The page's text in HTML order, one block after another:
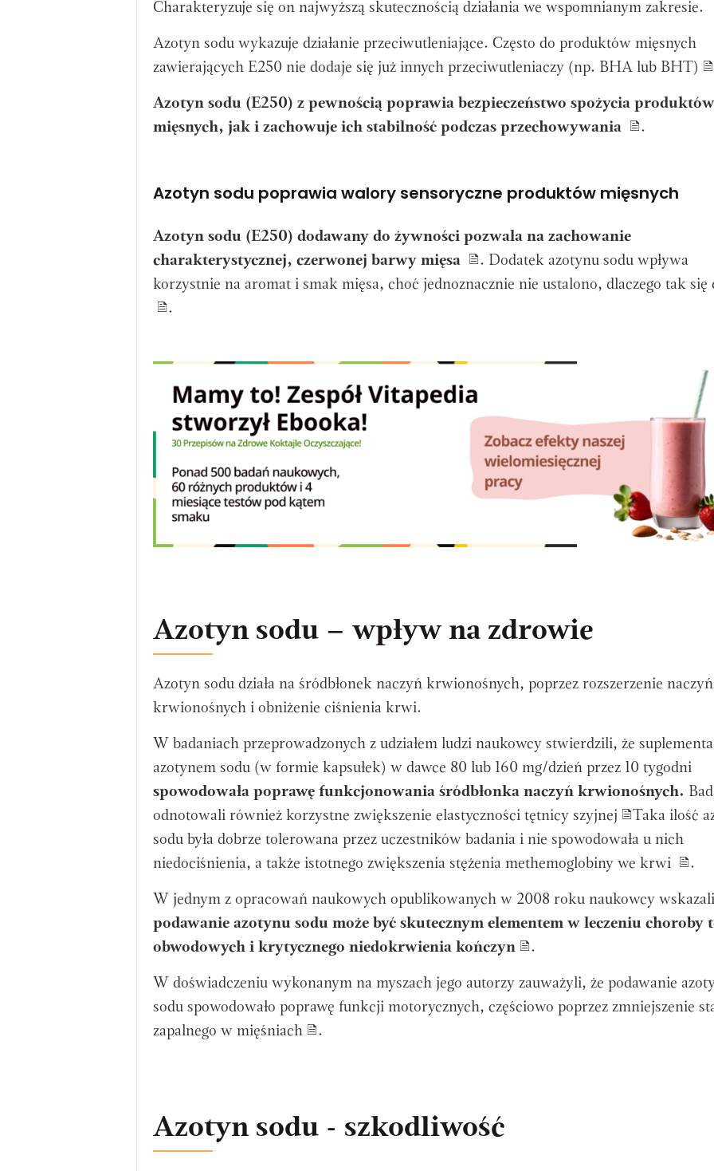
Charakteryzuje się on najwyższą skutecznością działania we wspomnianym zakresie.
Azotyn sodu wykazuje działanie przeciwutleniające. Często do produktów mięsnych
zawierających E250 nie dodaje się już innych przeciwutleniaczy (np. BHA lub BHT)
Azotyn sodu (E250) z pewnością poprawia bezpieczeństwo spożycia produktów
mięsnych, jak i zachowuje ich stabilność podczas przechowywania
.
Azotyn sodu poprawia walory sensoryczne produktów mięsnych
Azotyn sodu (E250) dodawany do żywności pozwala na zachowanie
charakterystycznej, czerwonej barwy mięsa
. Dodatek azotynu sodu wpływa
korzystnie na aromat i smak mięsa, choć jednoznacznie nie ustalono, dlaczego tak się
.
Azotyn sodu – wpływ na zdrowie
Azotyn sodu działa na śródbłonek naczyń krwionośnych, poprzez rozszerzenie naczyń
krwionośnych i obniżenie ciśnienia krwi.
W badaniach przeprowadzonych z udziałem ludzi naukowcy stwierdzili, że
azotynem sodu (w formie kapsułek) w dawce 80 lub 160 mg/dzień przez 10 tygodni
spowodowała poprawę funkcjonowania śródbłonka naczyń krwionośnych.
odnotowali również korzystne zwiększenie elastyczności tętnicy szyjnej
Taka ilość
sodu była dobrze tolerowana przez uczestników badania i nie spowodowała u nich
niedociśnienia, a także istotnego zwiększenia stężenia methemoglobiny we krwi
.
W jednym z opracowań naukowych opublikowanych w 2008 roku naukowcy
podawanie azotynu sodu może być skutecznym elementem w leczeniu choroby
obwodowych i krytycznego niedokrwienia kończyn
.
W doświadczeniu wykonanym na myszach jego autorzy zauważyli, że podawanie
sodu spowodowało poprawę funkcji motorycznych, częściowo poprzez zmniejszenie
zapalnego w mięśniach
.
Azotyn sodu - szkodliwość